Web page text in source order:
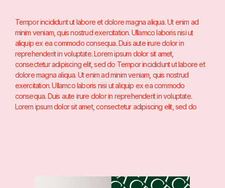
Tempor incididunt ut labore et dolore magna aliqua. Ut enim ad
minim veniam, quis nostrud exercitation. Ullamco laboris nisi ut
aliquip ex ea commodo consequa. Duis aute irure dolor in
reprehenderit in voluptate. Lorem ipsum dolor sit amet,
consectetur adipiscing elit, sed do Tempor incididunt ut labore et
dolore magna aliqua. Ut enim ad minim veniam, quis nostrud
exercitation. Ullamco laboris nisi ut aliquip ex ea commodo
consequa. Duis aute irure dolor in reprehenderit in voluptate.
Lorem ipsum dolor sit amet, consectetur adipiscing elit, sed do